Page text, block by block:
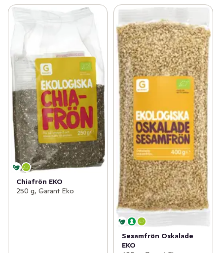
Chiafrön EKO
250 g, Garant Eko
Sesamfrön Oskalade
EKO